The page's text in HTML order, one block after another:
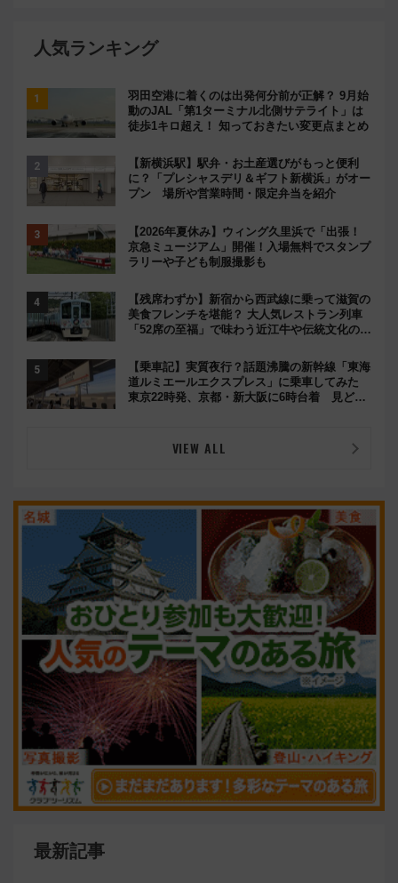
人気ランキング
羽田空港に着くのは出発何分前が正解？ 9月始
動のJAL「第1ターミナル北側サテライト」は
徒歩1キロ超え！ 知っておきたい変更点まとめ
【新横浜駅】駅弁・お土産選びがもっと便利
に？「プレシャスデリ＆ギフト新横浜」がオー
プン 場所や営業時間・限定弁当を紹介
【2026年夏休み】ウィング久里浜で「出張！
京急ミュージアム」開催！入場無料でスタンプ
ラリーや子ども制服撮影も
【残席わずか】新宿から西武線に乗って滋賀の
美食フレンチを堪能？ 大人気レストラン列車
「52席の至福」で味わう近江牛や伝統文化の特
【乗車記】実質夜行？話題沸騰の新幹線「東海
道ルミエールエクスプレス」に乗車してみた
東京22時発、京都・新大阪に6時台着 見どこ
VIEW ALL
最新記事